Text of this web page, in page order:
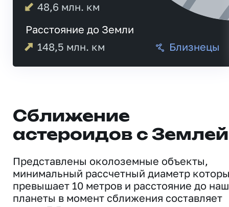
48,6 млн. км
Расстояние до Земли
148,5 млн. км Близнецы
Сближение
астероидов с Землей
Представлены околоземные объекты,
минимальный рассчетный диаметр
превышает 10 метров и расстояние до
планеты в момент сближения составляет